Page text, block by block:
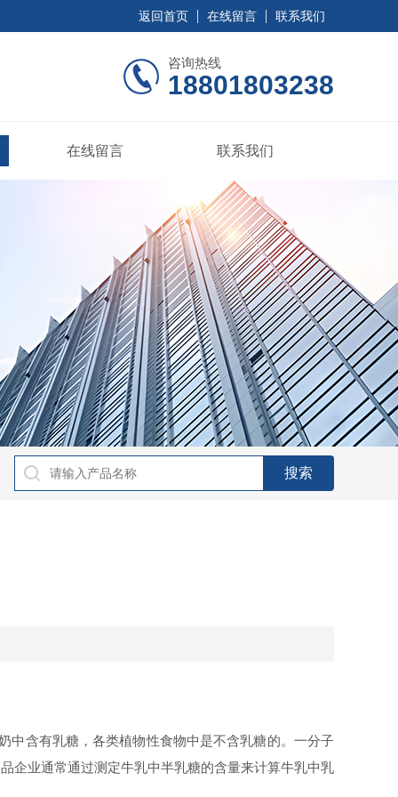
返回首页 在线留言 联系我们
咨询热线
18801803238
在线留言 联系我们
中含有乳糖，各类植物性食物中是不含乳糖的。 一分子
企业通常通过测定牛乳中半乳糖的含量来计算牛乳中乳